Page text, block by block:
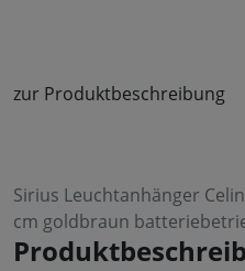
zur Produktbeschreibung
Sirius Leuchtanhänger
cm goldbraun